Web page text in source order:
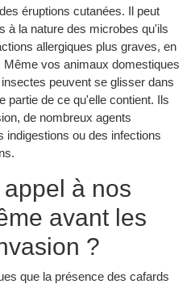
éruptions cutanées. Il peut
à la nature des microbes qu'ils
allergiques plus graves, en
vos animaux domestiques
peuvent se glisser dans
partie de ce qu'elle contient. Ils
de nombreux agents
indigestions ou des infections
à nos
avant les
?
que la présence des cafards